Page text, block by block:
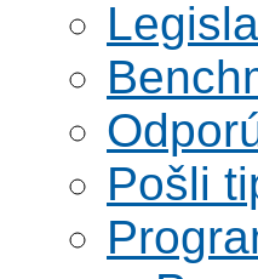
Pošli